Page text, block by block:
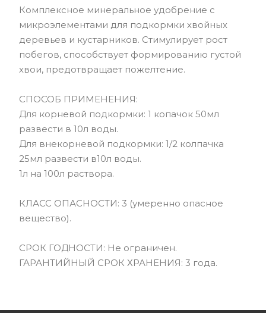
Комплексное минеральное удобрение с
микроэлементами для подкормки хвойных
деревьев и кустарников. Стимулирует рост
побегов, способствует формированию густой
хвои, предотвращает пожелтение.
СПОСОБ ПРИМЕНЕНИЯ:
Для корневой подкормки: 1 копачок 50мл
развести в 10л воды.
Для внекорневой подкормки: 1/2 колпачка
25мл развести в10л воды.
1л на 100л раствора.
КЛАСС ОПАСНОСТИ: 3 (умеренно опасное
вещество).
СРОК ГОДНОСТИ: Не ограничен.
ГАРАНТИЙНЫЙ СРОК ХРАНЕНИЯ: 3 года.